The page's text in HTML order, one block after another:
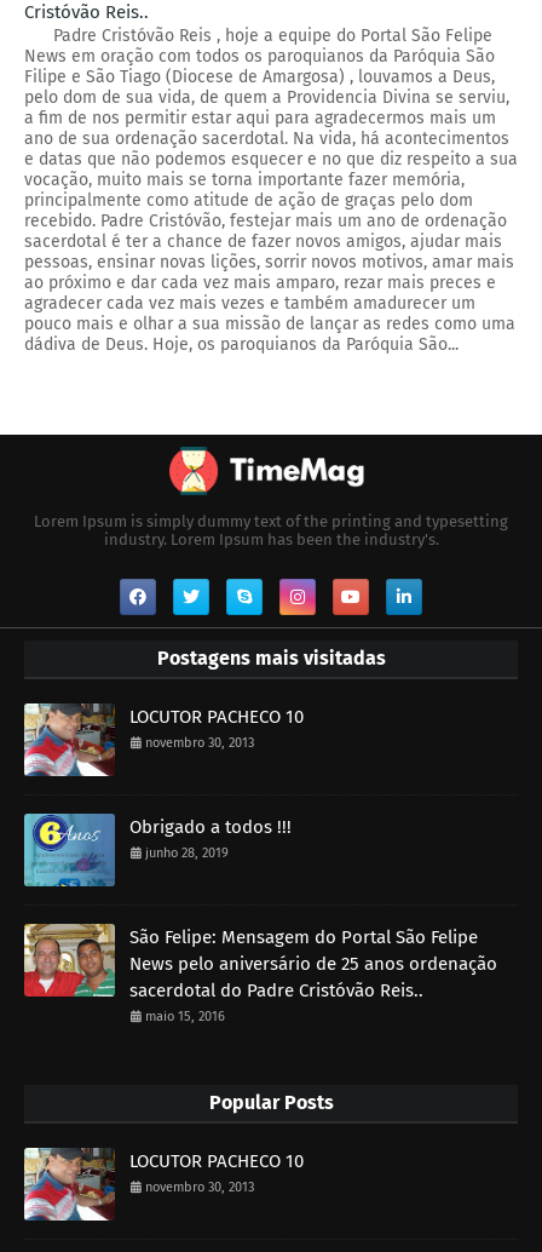
Cristóvão Reis..
Padre Cristóvão Reis , hoje a equipe do Portal São Felipe
News em oração com todos os paroquianos da Paróquia São
Filipe e São Tiago (Diocese de Amargosa) , louvamos a Deus,
pelo dom de sua vida, de quem a Providencia Divina se serviu,
a fim de nos permitir estar aqui para agradecermos mais um
ano de sua ordenação sacerdotal. Na vida, há acontecimentos
e datas que não podemos esquecer e no que diz respeito a sua
vocação, muito mais se torna importante fazer memória,
principalmente como atitude de ação de graças pelo dom
recebido. Padre Cristóvão, festejar mais um ano de ordenação
sacerdotal é ter a chance de fazer novos amigos, ajudar mais
pessoas, ensinar novas lições, sorrir novos motivos, amar mais
ao próximo e dar cada vez mais amparo, rezar mais preces e
agradecer cada vez mais vezes e também amadurecer um
pouco mais e olhar a sua missão de lançar as redes como uma
dádiva de Deus. Hoje, os paroquianos da Paróquia São...
Lorem Ipsum is simply dummy text of the printing and typesetting
industry. Lorem Ipsum has been the industry's.
Postagens mais visitadas
LOCUTOR PACHECO 10
novembro 30, 2013
Obrigado a todos !!!
junho 28, 2019
São Felipe: Mensagem do Portal São Felipe
News pelo aniversário de 25 anos ordenação
sacerdotal do Padre Cristóvão Reis..
maio 15, 2016
Popular Posts
LOCUTOR PACHECO 10
novembro 30, 2013